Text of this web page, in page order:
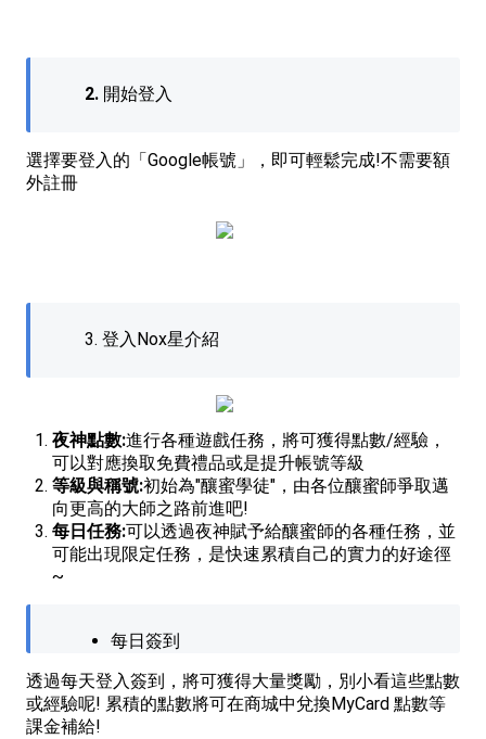
2. 開始登入
選擇要登入的「Google帳號」，即可輕鬆完成!不需要額
外註冊
3. 登入Nox星介紹
夜神點數:進行各種遊戲任務，將可獲得點數/經驗，
可以對應換取免費禮品或是提升帳號等級
等級與稱號:初始為"釀蜜學徒"，由各位釀蜜師爭取邁
向更高的大師之路前進吧!
每日任務:可以透過夜神賦予給釀蜜師的各種任務，並
可能出現限定任務，是快速累積自己的實力的好途徑
~
每日簽到
透過每天登入簽到，將可獲得大量獎勵，別小看這些點數
或經驗呢! 累積的點數將可在商城中兌換MyCard 點數等
課金補給!